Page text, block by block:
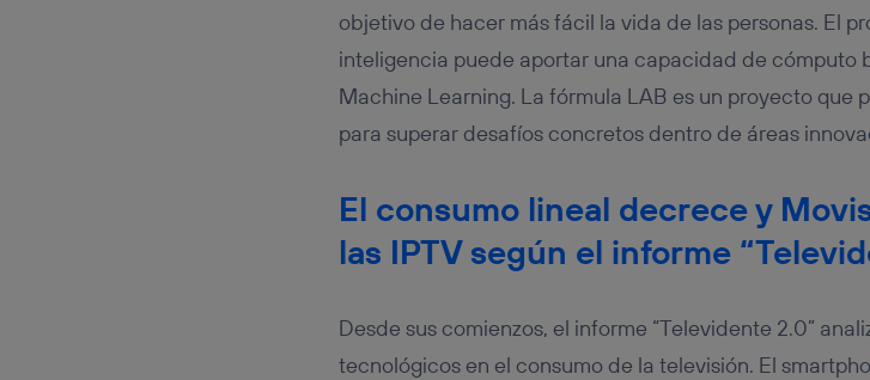
objetivo de hacer más fácil la vida de las personas. El
inteligencia puede aportar una capacidad de cómputo
Machine Learning. La fórmula LAB es un proyecto que
para superar desafíos concretos dentro de áreas
El consumo lineal decrece y
las IPTV según el informe
Desde sus comienzos, el informe “Televidente 2.0”
tecnológicos en el consumo de la televisión. El